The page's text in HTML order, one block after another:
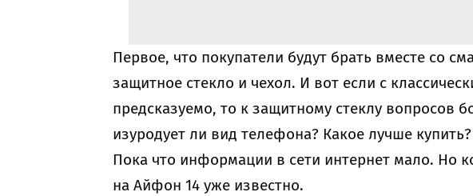
Первое, что покупатели будут брать вместе со
защитное стекло и чехол. И вот если с
предсказуемо, то к защитному стеклу вопросов
изуродует ли вид телефона? Какое лучше купить?
Пока что информации в сети интернет мало. Но
на Айфон 14 уже известно.